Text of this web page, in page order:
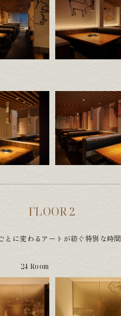
FLOOR 2
とに変わるアートが紡ぐ特別な時間
24 Room